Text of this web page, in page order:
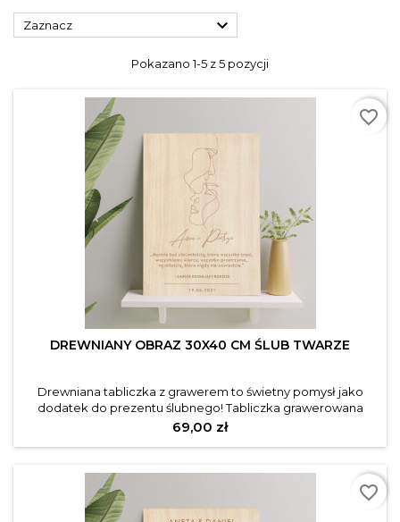
Zaznacz 
Pokazano 1-5 z 5 pozycji
DREWNIANY OBRAZ 30X40 CM ŚLUB TWARZE
Drewniana tabliczka z grawerem to świetny pomysł jako
dodatek do prezentu ślubnego! Tabliczka grawerowana
metodą laserową, starannie wyszlifowane drewno. Opis
Cena
69,00 zł
favorite_border
favorite_border